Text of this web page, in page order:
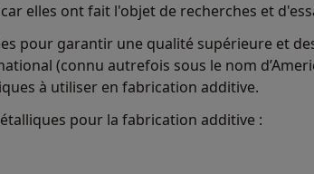
elles ont fait l'objet de recherches et
pour garantir une qualité supérieure et
(connu autrefois sous le nom
à utiliser en fabrication additive.
pour la fabrication additive :